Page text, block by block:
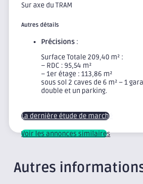
Sur axe du TRAM
Autres détails
Précisions :
Surface Totale 209,40 m² :
– RDC : 95,54 m²
– 1er étage : 113,86 m²
sous sol 2 caves de 6 m² – 1
double et un parking.
La dernière étude de marché
Voir les annonces similaires
Autres